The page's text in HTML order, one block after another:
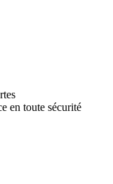
en toute sécurité